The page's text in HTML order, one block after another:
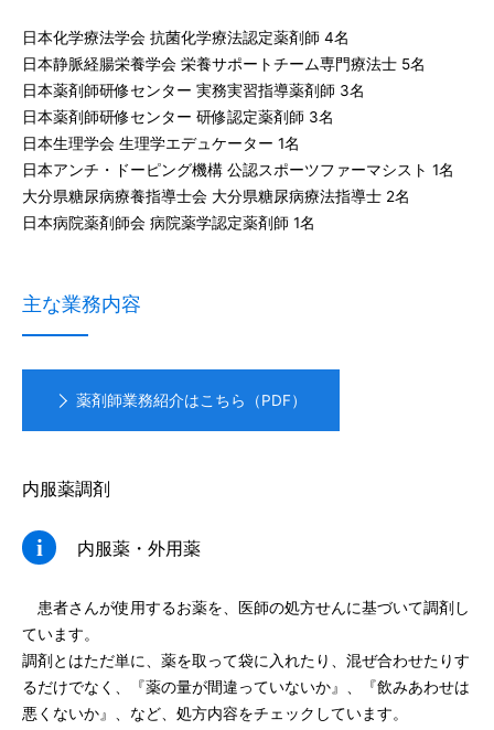
日本化学療法学会 抗菌化学療法認定薬剤師 4名
日本静脈経腸栄養学会 栄養サポートチーム専門療法士 5名
日本薬剤師研修センター 実務実習指導薬剤師 3名
日本薬剤師研修センター 研修認定薬剤師 3名
日本生理学会 生理学エデュケーター 1名
日本アンチ・ドーピング機構 公認スポーツファーマシスト 1名
大分県糖尿病療養指導士会 大分県糖尿病療法指導士 2名
日本病院薬剤師会 病院薬学認定薬剤師 1名
主な業務内容
薬剤師業務紹介はこちら（PDF）
内服薬調剤
内服薬・外用薬
患者さんが使用するお薬を、医師の処方せんに基づいて調剤し
ています。
調剤とはただ単に、薬を取って袋に入れたり、混ぜ合わせたりす
るだけでなく、『薬の量が間違っていないか』、『飲みあわせは
悪くないか』、など、処方内容をチェックしています。